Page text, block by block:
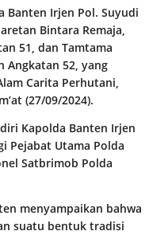
Banten Irjen Pol. Suyudi
Bintara Remaja,
51, dan Tamtama
Angkatan 52, yang
Carita Perhutani,
(27/09/2024).
Kapolda Banten Irjen
Pejabat Utama Polda
Satbrimob Polda
menyampaikan bahwa
suatu bentuk tradisi